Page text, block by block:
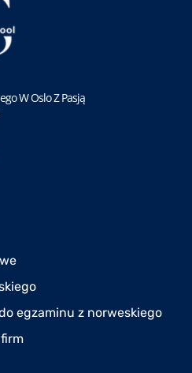
W Oslo Z Pasją
egzaminu z norweskiego